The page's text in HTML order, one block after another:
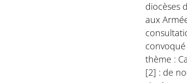
diocèses
aux
thème :
[2] : de